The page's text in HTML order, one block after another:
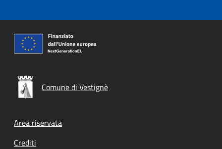
Comune di Vestignè
Footer menu
Area riservata
Crediti